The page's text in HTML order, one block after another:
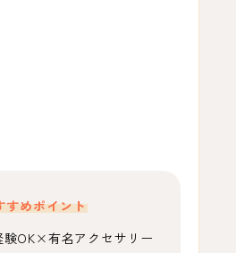
すめポイント
験OK×有名アクセサリー